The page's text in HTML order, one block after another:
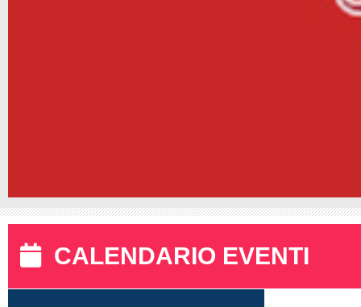
CALENDARIO EVENTI